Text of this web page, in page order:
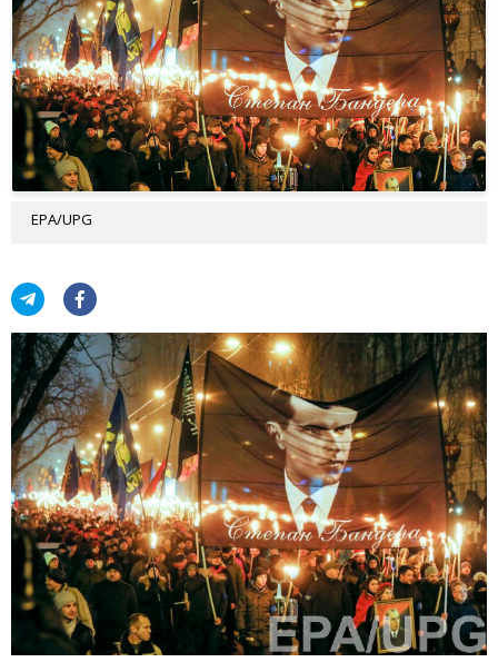
EPA/UPG